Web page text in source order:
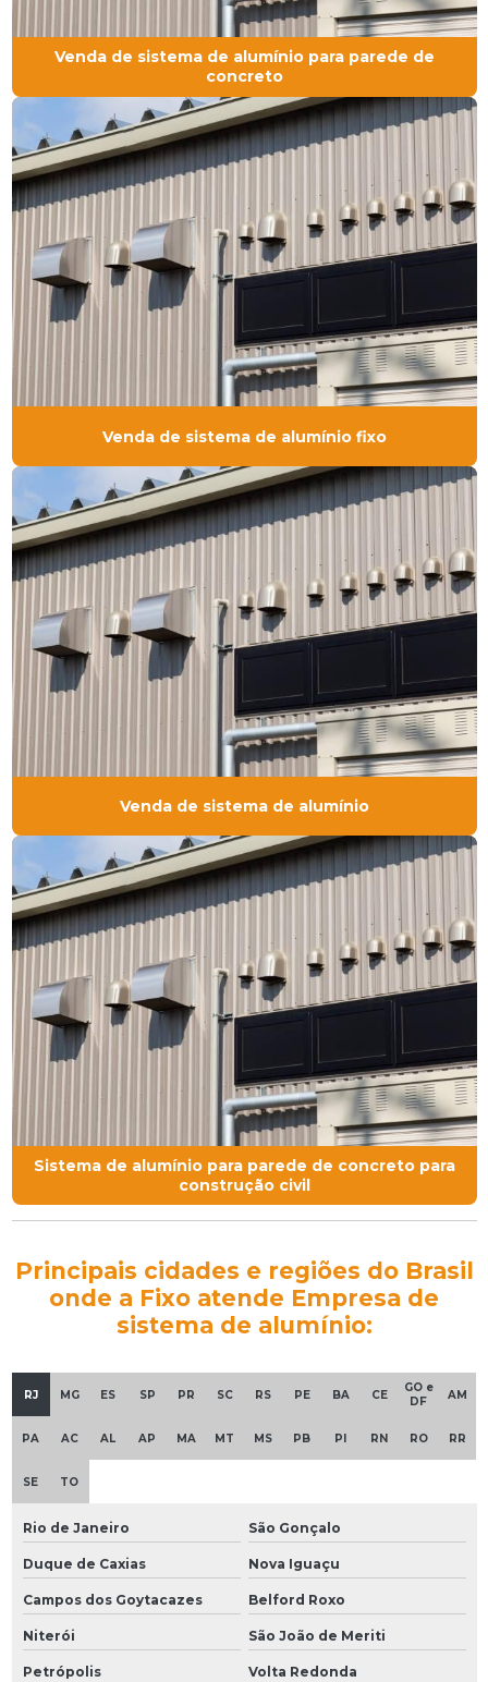
Venda de sistema de alumínio para parede de
concreto
Venda de sistema de alumínio fixo
Venda de sistema de alumínio
Sistema de alumínio para parede de concreto para
construção civil
Principais cidades e regiões do Brasil
onde a Fixo atende Empresa de
sistema de alumínio:
RJ MG ES SP PR SC RS PE BA CE
GO e
DF
AM
PA AC AL AP MA MT MS PB PI RN RO RR
SE TO
Rio de Janeiro São Gonçalo
Duque de Caxias Nova Iguaçu
Campos dos Goytacazes Belford Roxo
Niterói São João de Meriti
Petrópolis Volta Redonda